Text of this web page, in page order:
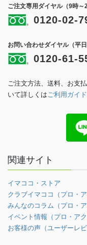
ご注文専用ダイヤル（9時～
0120-02-
お問い合わせダイヤル（平
0120-61-
ご注文方法、送料、お支
いて詳しくはご利用ガイド
関連サイト
イマココ・ストア
クラブイマココ（プロ・
みんなのコラム（プロ・ア
イベント情報（プロ・ア
お客様の声（ユーザーレビ